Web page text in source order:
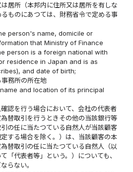
居所（本邦内に住所又は居所を有しな
ものにあつては、財務省令で定める事
person's name, domicile or
that Ministry of Finance
person is a foreign national with
residence in Japan and is as
and date of birth;
務所の所在地
and location of its principal
認を行う場合において、会社の代表者
替取引を行うときその他の当該銀行等
の任に当たつている自然人が当該顧客
する場合を除く。）は、当該顧客の本
替取引の任に当たつている自然人（以
「代表者等」という。）についても、
らない。